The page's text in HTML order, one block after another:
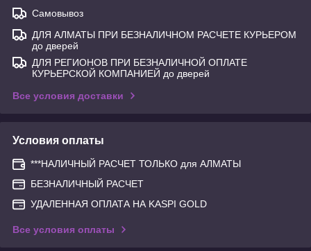
Самовывоз
ДЛЯ АЛМАТЫ ПРИ БЕЗНАЛИЧНОМ РАСЧЕТЕ КУРЬЕРОМ
до дверей
ДЛЯ РЕГИОНОВ ПРИ БЕЗНАЛИЧНОЙ ОПЛАТЕ
КУРЬЕРСКОЙ КОМПАНИЕЙ до дверей
Все условия доставки
Условия оплаты
***НАЛИЧНЫЙ РАСЧЕТ ТОЛЬКО для АЛМАТЫ
БЕЗНАЛИЧНЫЙ РАСЧЕТ
УДАЛЕННАЯ ОПЛАТА НА KASPI GOLD
Все условия оплаты